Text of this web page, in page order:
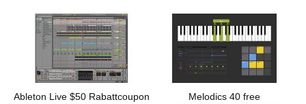
Ableton Live $50 Rabattcoupon
Melodics 40 free